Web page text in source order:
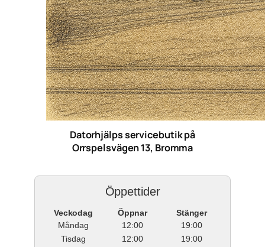
Datorhjälps servicebutik på
Orrspelsvägen 13, Bromma
Öppettider
Veckodag Öppnar
Stänger
Måndag
12:00
19:00
Tisdag
12:00
19:00